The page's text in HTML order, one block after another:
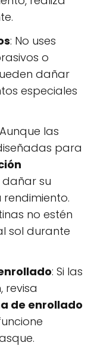
: No uses
o
dañar
especiales
las
para
su
no estén
sol durante
: Si las
, revisa
de enrollado